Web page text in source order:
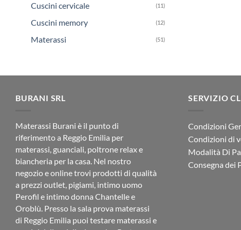
Cuscini cervicale (11)
Cuscini memory (12)
Materassi (51)
BURANI SRL
Materassi Burani è il punto di
riferimento a Reggio Emilia per
materassi, guanciali, poltrone relax e
biancheria per la casa. Nel nostro
negozio e online trovi prodotti di qualità
a prezzi outlet, pigiami, intimo uomo
Perofil e intimo donna Chantelle e
Oroblù. Presso la sala prova materassi
di Reggio Emilia puoi testare materassi e
SERVIZIO
Condizioni
Condizioni di
Modalità Di
Consegna dei